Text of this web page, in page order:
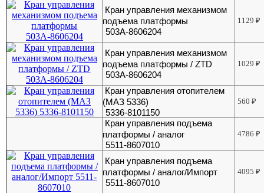
Кран управления механизмом
подъема платформы
503А-8606204
1129₽
Кран управления механизмом
подъема платформы / ZTD
503А-8606204
1029₽
Кран управления отопителем
(МАЗ 5336)
5336-8101150
560₽
Кран управления подъема
платформы / аналог
5511-8607010
4786₽
Кран управления подъема
платформы / аналог/Импорт
5511-8607010
4095₽